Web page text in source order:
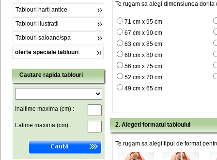
Tablouri harti antice
Tablouri ilustratii
Tablouri saloane/spa
oferte speciale tablouri
Cautare rapida tablouri
Inaltime maxima (cm) :
Latime maxima (cm) :
Te rugam sa alegi dimensiunea dorita
71 cm x 95 cm
67 cm x 90 cm
63 cm x 85 cm
60 cm x 80 cm
56 cm x 75 cm
52 cm x 70 cm
49 cm x 65 cm
2. Alegeti formatul tabloului
Te rugam sa alegi tipul de format